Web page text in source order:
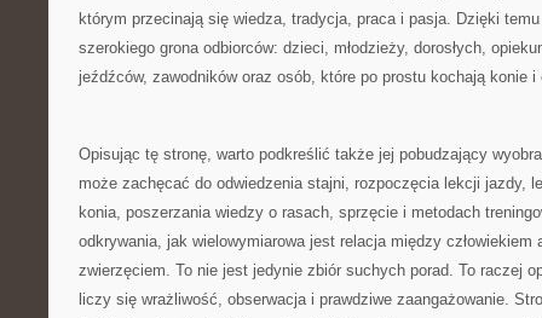
którym przecinają się wiedza, tradycja, praca i pasja. Dzięki
szerokiego grona odbiorców: dzieci, młodzieży, dorosłych,
jeźdźców, zawodników oraz osób, które po prostu kochają konie
Opisując tę stronę, warto podkreślić także jej pobudzający
może zachęcać do odwiedzenia stajni, rozpoczęcia lekcji jazdy,
konia, poszerzania wiedzy o rasach, sprzęcie i metodach
odkrywania, jak wielowymiarowa jest relacja między człowiekiem
zwierzęciem. To nie jest jedynie zbiór suchych porad. To raczej
liczy się wrażliwość, obserwacja i prawdziwe zaangażowanie.